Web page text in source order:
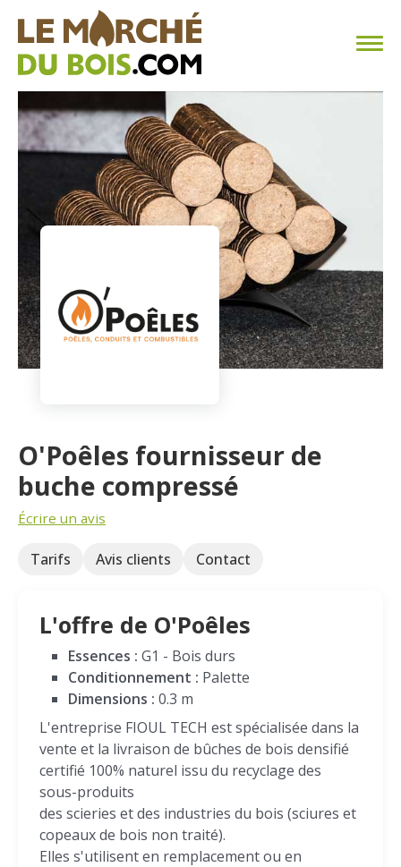
CHAUFFAGE AU BOIS
FAQ
CALCULER SA CONSOMMATION
BLOG
ESPACE PRO
O'Poêles fournisseur de
buche compressé
Écrire un avis
Tarifs Avis clients Contact
L'offre de O'Poêles
Essences : G1 - Bois durs
Conditionnement : Palette
Dimensions : 0.3 m
L'entreprise FIOUL TECH est spécialisée dans la
vente et la livraison de bûches de bois densifié
certifié 100% naturel issu du recyclage des
sous-produits
des scieries et des industries du bois (sciures et
copeaux de bois non traité).
Elles s'utilisent en remplacement ou en